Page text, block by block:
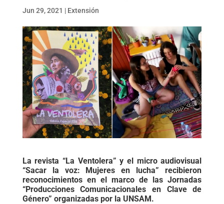
Jun 29, 2021 | Extensión
La revista “La Ventolera” y el micro audiovisual
“Sacar la voz: Mujeres en lucha” recibieron
reconocimientos en el marco de las Jornadas
“Producciones Comunicacionales en Clave de
Género” organizadas por la UNSAM.